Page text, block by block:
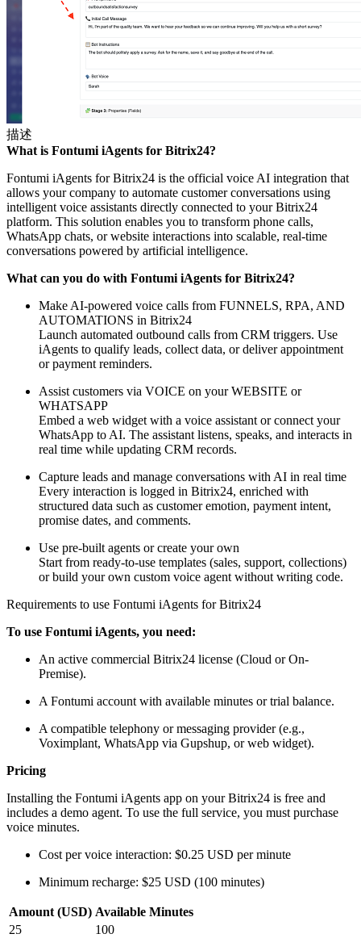
描述
What is Fontumi iAgents for Bitrix24?
Fontumi iAgents for Bitrix24 is the official voice AI integration that
allows your company to automate customer conversations using
intelligent voice assistants directly connected to your Bitrix24
platform. This solution enables you to transform phone calls,
WhatsApp chats, or website interactions into scalable, real-time
conversations powered by artificial intelligence.
What can you do with Fontumi iAgents for Bitrix24?
Make AI-powered voice calls from FUNNELS, RPA, AND
AUTOMATIONS in Bitrix24
Launch automated outbound calls from CRM triggers. Use
iAgents to qualify leads, collect data, or deliver appointment
or payment reminders.
Assist customers via VOICE on your WEBSITE or
WHATSAPP
Embed a web widget with a voice assistant or connect your
WhatsApp to AI. The assistant listens, speaks, and interacts in
real time while updating CRM records.
Capture leads and manage conversations with AI in real time
Every interaction is logged in Bitrix24, enriched with
structured data such as customer emotion, payment intent,
promise dates, and comments.
Use pre-built agents or create your own
Start from ready-to-use templates (sales, support, collections)
or build your own custom voice agent without writing code.
Requirements to use Fontumi iAgents for Bitrix24
To use Fontumi iAgents, you need:
An active commercial Bitrix24 license (Cloud or On-
Premise).
A Fontumi account with available minutes or trial balance.
A compatible telephony or messaging provider (e.g.,
Voximplant, WhatsApp via Gupshup, or web widget).
Pricing
Installing the Fontumi iAgents app on your Bitrix24 is free and
includes a demo agent. To use the full service, you must purchase
voice minutes.
Cost per voice interaction: $0.25 USD per minute
Minimum recharge: $25 USD (100 minutes)
Amount (USD) Available Minutes
25
100